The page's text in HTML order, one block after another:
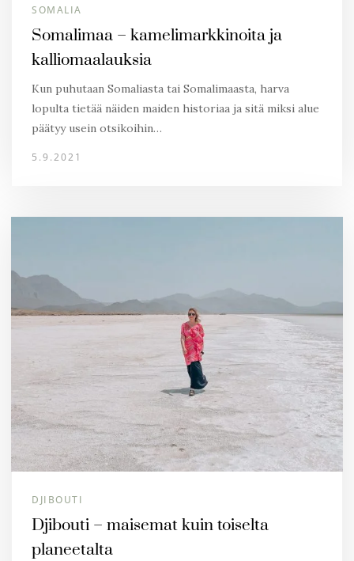
SOMALIA
Somalimaa – kamelimarkkinoita ja
kalliomaalauksia
Kun puhutaan Somaliasta tai Somalimaasta, harva
lopulta tietää näiden maiden historiaa ja sitä miksi alue
päätyy usein otsikoihin…
5.9.2021
DJIBOUTI
Djibouti – maisemat kuin toiselta
planeetalta